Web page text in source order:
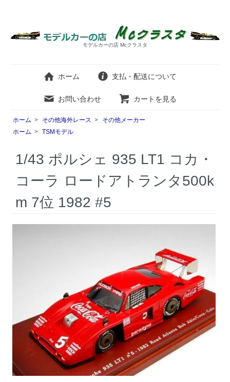
モデルカーの店 Mcクラスタ
ホーム 支払・配送について
お問い合わせ カートを見る
ホーム > その他海外レース >
その他メーカー
ホーム > TSMモデル
1/43 ポルシェ 935 LT1 コカ・
コーラ ロードアトランタ500k
m 7位 1982 #5